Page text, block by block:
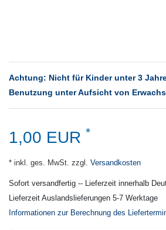
Achtung: Nicht für Kinder unter 3
Benutzung unter Aufsicht von
1,00 EUR *
* inkl. ges. MwSt. zzgl. Versandkosten
Sofort versandfertig -- Lieferzeit innerhalb
Lieferzeit Auslandslieferungen 5-7 Werktage
Informationen zur Berechnung des